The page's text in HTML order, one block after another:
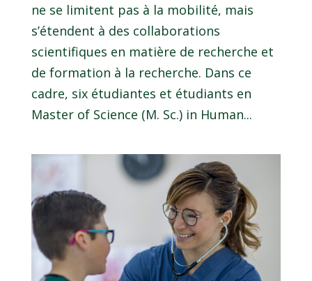
ne se limitent pas à la mobilité, mais
s’étendent à des collaborations
scientifiques en matière de recherche et
de formation à la recherche. Dans ce
cadre, six étudiantes et étudiants en
Master of Science (M. Sc.) in Human...